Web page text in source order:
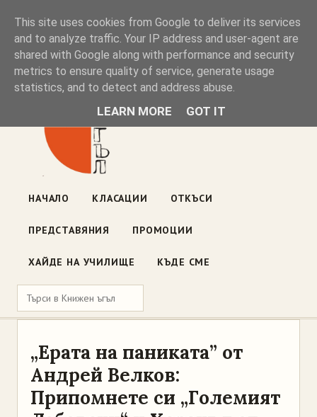
Книжен ъгъл
Блог на книжарницата — класации, откъси, нови книги
ул. „Оборище" 117, София· пон–пет 10:00–19:00 ·
НАЧАЛО КЛАСАЦИИ ОТКЪСИ
ПРЕДСТАВЯНИЯ ПРОМОЦИИ
ХАЙДЕ НА УЧИЛИЩЕ КЪДЕ СМЕ
„Ерата на паниката” от
Андрей Велков:
Припомнете си „Големият
This site uses cookies from Google to deliver its services
and to analyze traffic. Your IP address and user-agent are
shared with Google along with performance and security
metrics to ensure quality of service, generate usage
statistics, and to detect and address abuse.
LEARN MORE GOT IT